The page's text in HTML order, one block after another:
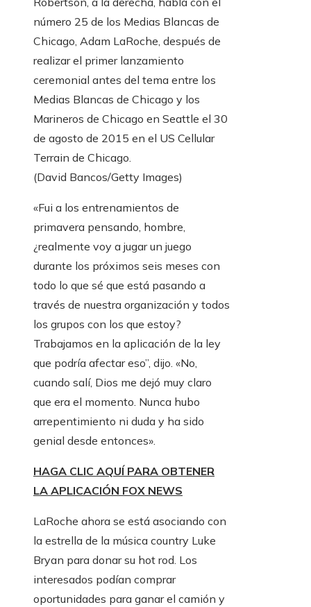
número 25 de los Medias Blancas de
Chicago, Adam LaRoche, después de
realizar el primer lanzamiento
ceremonial antes del tema entre los
Medias Blancas de Chicago y los
Marineros de Chicago en Seattle el 30
de agosto de 2015 en el US Cellular
Terrain de Chicago.
(David Bancos/Getty Images)
«Fui a los entrenamientos de
primavera pensando, hombre,
¿realmente voy a jugar un juego
durante los próximos seis meses con
todo lo que sé que está pasando a
través de nuestra organización y todos
los grupos con los que estoy?
Trabajamos en la aplicación de la ley
que podría afectar eso”, dijo. «No,
cuando salí, Dios me dejó muy claro
que era el momento. Nunca hubo
arrepentimiento ni duda y ha sido
genial desde entonces».
HAGA CLIC AQUÍ PARA OBTENER
LA APLICACIÓN FOX NEWS
LaRoche ahora se está asociando con
la estrella de la música country Luke
Bryan para donar su hot rod. Los
interesados ​​podían comprar
oportunidades para ganar el camión y